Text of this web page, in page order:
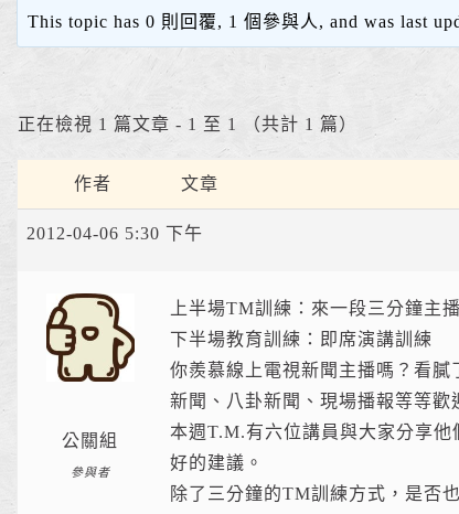
This topic has 0 則回覆, 1 個參與人, and was last
正在檢視 1 篇文章 - 1 至 1 （共計 1 篇）
作者 文章
2012-04-06 5:30 下午
公關組
參與者
上半場TM訓練：來一段三分鐘主
下半場教育訓練：即席演講訓練
你羨慕線上電視新聞主播嗎？看
新聞、八卦新聞、現場播報等等歡
本週T.M.有六位講員與大家分享
好的建議。
除了三分鐘的TM訓練方式，是否